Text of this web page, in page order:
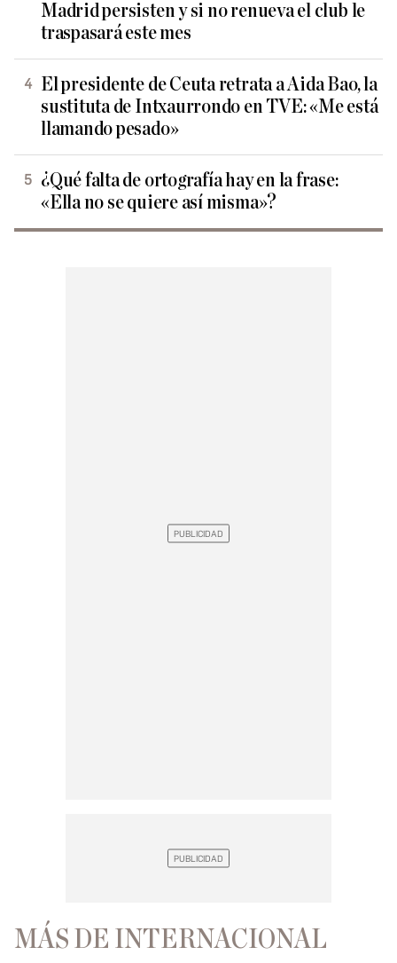
Madrid persisten y si no renueva el club le
traspasará este mes
El presidente de Ceuta retrata a Aida Bao, la
sustituta de Intxaurrondo en TVE: «Me está
llamando pesado»
¿Qué falta de ortografía hay en la frase:
«Ella no se quiere así misma»?
MÁS DE INTERNACIONAL